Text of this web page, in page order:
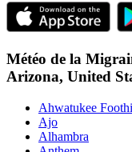
Météo de la
Arizona, United
Ahwatukee
Ajo
Alhambra